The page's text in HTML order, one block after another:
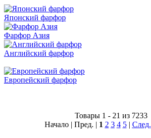
Японский фарфор
Фарфор Азия
Английский фарфор
Европейский фарфор
Товары 1 - 21 из 7233
Начало | Пред. | 1 2 3 4 5| След.